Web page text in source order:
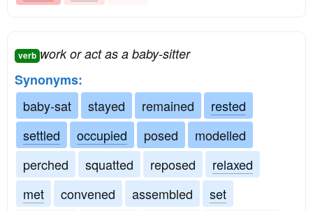
verb work or act as a baby-sitter
Synonyms:
baby-sat
stayed remained
rested
settled
occupied posed
modelled
perched
squatted reposed
relaxed
met
convened assembled
set